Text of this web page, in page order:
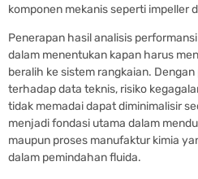
komponen mekanis seperti impeller
Penerapan hasil analisis
dalam menentukan kapan harus
beralih ke sistem rangkaian.
terhadap data teknis, risiko
tidak memadai dapat diminimalisir
menjadi fondasi utama dalam
maupun proses manufaktur kimia
dalam pemindahan fluida.